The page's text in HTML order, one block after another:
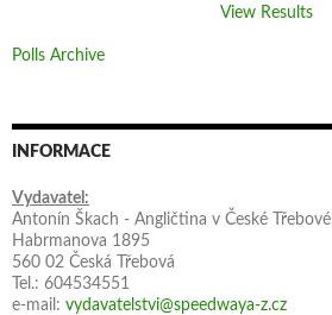
View Results
Polls Archive
INFORMACE
Vydavatel:
Antonín Škach - Angličtina v České Třebové
Habrmanova 1895
560 02 Česká Třebová
Tel.: 604534551
e-mail: vydavatelstvi@speedwaya-z.cz